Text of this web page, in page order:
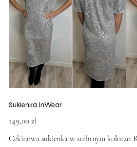
Sukienka InWear
149,00 zł
Cekinowa sukienka w srebrnym kolorze.